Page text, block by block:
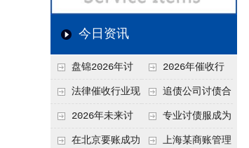
今日资讯
盘锦2026年讨
债新趋势
2026年催收行
业发展现状、竞争格
局及未来趋势分析
法律催收行业现
状、合规痛点与未来
发展趋势深度解析
追债公司讨债合
法方法总结
2026年未来讨
债要账公司发展趋势
专业讨债服成为
2026年的发展趋势
在北京要账成功 上海某商账管理